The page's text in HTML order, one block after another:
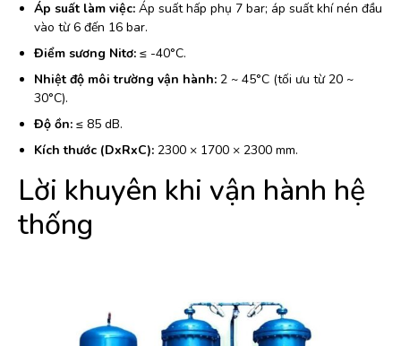
Áp suất làm việc: Áp suất hấp phụ 7 bar; áp suất khí nén đầu
vào từ 6 đến 16 bar.
Điểm sương Nitơ: ≤ -40°C.
Nhiệt độ môi trường vận hành: 2 ~ 45°C (tối ưu từ 20 ~
30°C).
Độ ồn: ≤ 85 dB.
Kích thước (DxRxC): 2300 × 1700 × 2300 mm.
Lời khuyên khi vận hành hệ
thống